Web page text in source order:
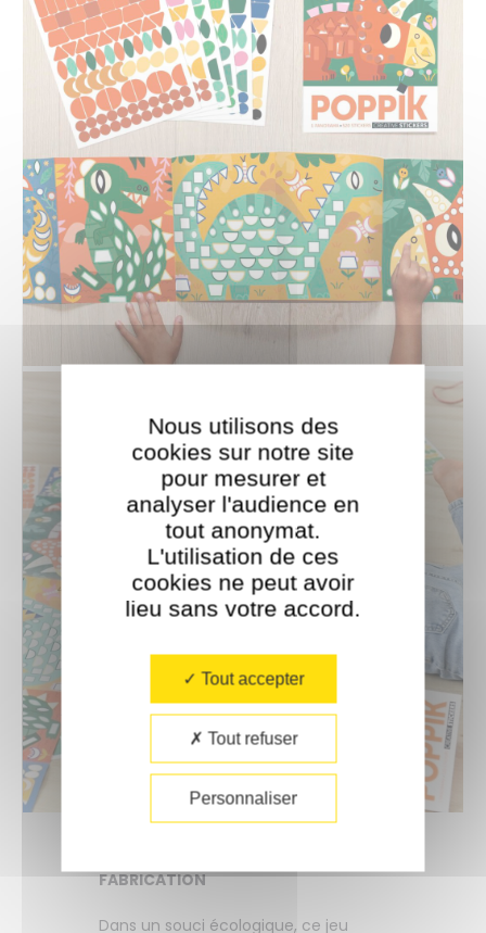
FABRICATION
Dans un souci écologique, ce jeu
Nous utilisons des
cookies sur notre site
pour mesurer et
analyser l'audience en
tout anonymat.
L'utilisation de ces
cookies ne peut avoir
lieu sans votre accord.​
Tout accepter
Tout refuser
Personnaliser